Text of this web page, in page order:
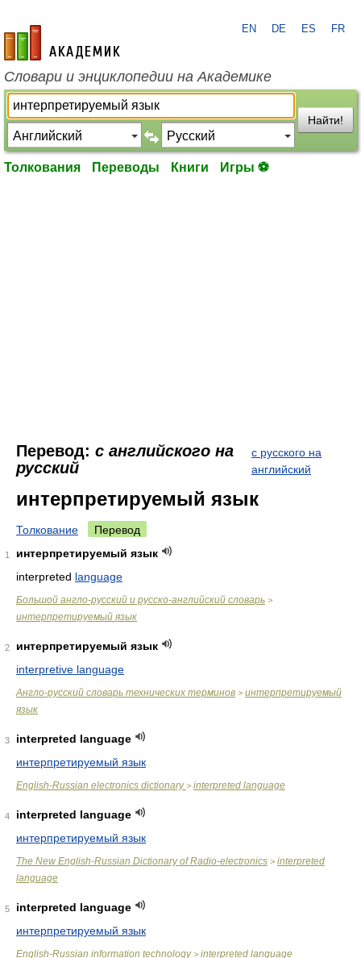
academic.ru
EN DE ES FR
Словари и энциклопедии на Академике
Найти!
Толкования Переводы Книги Игры ⚽
Перевод: с английского на
русский
с русского на
английский
интерпретируемый язык
Толкование Перевод
1
интерпретируемый язык
interpreted language
Большой англо-русский и русско-английский словарь >
интерпретируемый язык
2
интерпретируемый язык
interpretive language
Англо-русский словарь технических терминов > интерпретируемый
язык
3
interpreted language
интерпретируемый язык
English-Russian electronics dictionary> interpreted language
4
interpreted language
интерпретируемый язык
The New English-Russian Dictionary of Radio-electronics > interpreted
language
5
interpreted language
интерпретируемый язык
English-Russian information technology> interpreted language